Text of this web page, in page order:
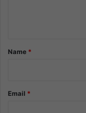
*Name *
Email *